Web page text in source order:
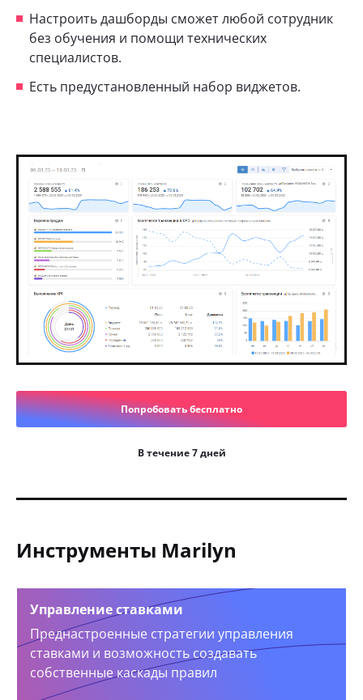
Настроить дашборды сможет любой сотрудник
без обучения и помощи технических
специалистов.
Есть предустановленный набор виджетов.
Попробовать бесплатно
В течение 7 дней
Инструменты Marilyn
Управление ставками
Преднастроенные стратегии управления
ставками и возможность создавать
собственные каскады правил